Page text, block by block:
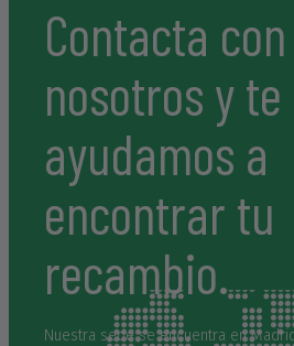
muy fuerte para Lorena y Daniel.
Contacta con
nosotros y te
ayudamos a
encontrar tu
recambio.
Nuestra sede se encuentra en